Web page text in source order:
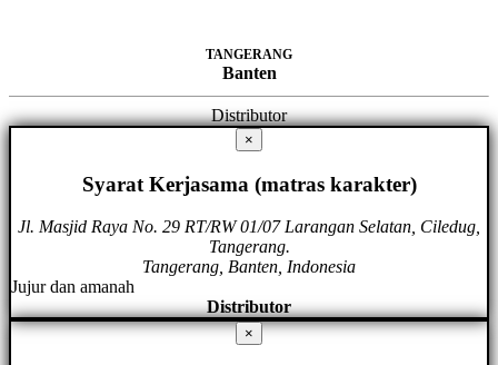
TANGERANG
Banten
Distributor
×
Syarat Kerjasama (matras karakter)
Jl. Masjid Raya No. 29 RT/RW 01/07 Larangan Selatan, Ciledug,
Tangerang.
Tangerang, Banten, Indonesia
Jujur dan amanah
Distributor
×